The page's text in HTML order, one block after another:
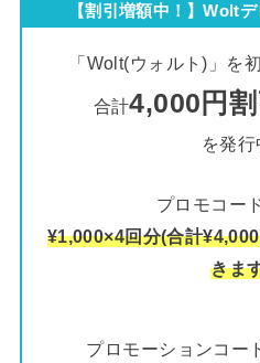
【割引増額中！】Wolt
「Wolt(ウォルト)」を
合計4,000円
を発行
プロモコー
¥1,000×4回分(合計
きま
プロモーションコー